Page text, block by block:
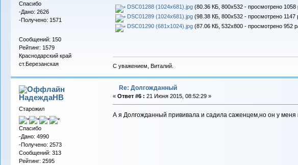
Спасибо
-Дано: 2626
-Получено: 1571
Сообщений: 150
Рейтинг: 1579
Краснодарский край
ст.Березанская
DSC01288 (1024x681).jpg(80.36 КБ, 800x532 - просмотрено 1058
DSC01289 (1024x681).jpg(98.38 КБ, 800x532 - просмотрено 1147
DSC01290 (681x1024).jpg(87.06 КБ, 532x800 - просмотрено 952
С уважением, Виталий.
НадеждаНВ
Старожил
Спасибо
-Дано: 4990
-Получено: 2573
Сообщений: 313
Рейтинг: 2595
Re: Долгожданный
« Ответ #6 : 21 Июня 2015, 08:52:29 »
А я Долгожданный прививала и садила саженцем,но он у